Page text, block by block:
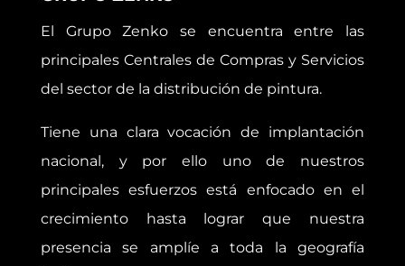
El Grupo Zenko se encuentra entre las
principales Centrales de Compras y Servicios
del sector de la distribución de pintura.
Tiene una clara vocación de implantación
nacional, y por ello uno de nuestros
principales esfuerzos está enfocado en el
crecimiento hasta lograr que nuestra
presencia se amplíe a toda la geografía